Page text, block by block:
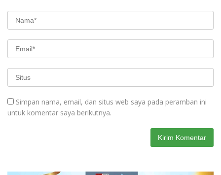
Simpan nama, email, dan situs web saya pada peramban ini
untuk komentar saya berikutnya.